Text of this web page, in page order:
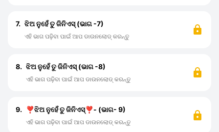
7. ଝିଅ ନୁହେଁ ତୁ ଜିନିଏସ୍ (ଭାଗ -7)
ଏହି ଭାଗ ପଢ଼ିବା ପାଇଁ ଆପ ଡାଉନଲୋଡ୍ କରନ୍ତୁ
8. ଝିଅ ନୁହେଁ ତୁ ଜିନିଏସ୍ (ଭାଗ -8)
ଏହି ଭାଗ ପଢ଼ିବା ପାଇଁ ଆପ ଡାଉନଲୋଡ୍ କରନ୍ତୁ
9. ❣️ଝିଅ ନୁହେଁ ତୁ ଜିନିଏସ୍❣️- (ଭାଗ- 9)
ଏହି ଭାଗ ପଢ଼ିବା ପାଇଁ ଆପ ଡାଉନଲୋଡ୍ କରନ୍ତୁ